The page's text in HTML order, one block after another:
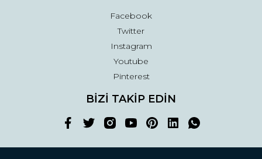
Facebook
Twitter
Instagram
Youtube
Pinterest
BİZİ TAKİP EDİN